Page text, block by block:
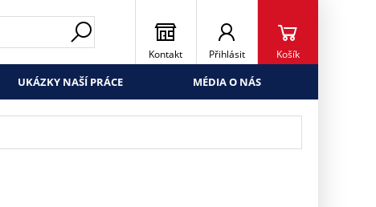
Kontakt Přihlásit Košík
UKÁZKY NAŠÍ PRÁCE MÉDIA O NÁS